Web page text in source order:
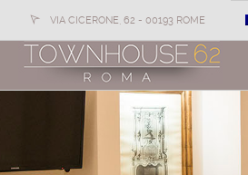
VIA CICERONE, 62 - 00193 ROME
Informations et réservations:
CHAMBRES